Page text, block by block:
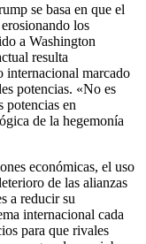
se basa en que el
los
a Washington
resulta
internacional marcado
potencias. «No es
potencias en
de la hegemonía
económicas, el uso
de las alianzas
a reducir su
internacional cada
para que rivales